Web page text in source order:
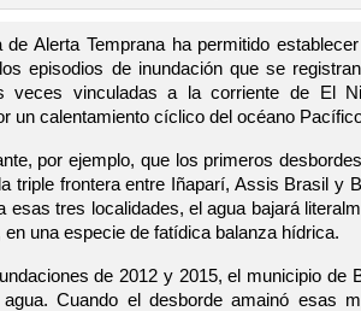
de Alerta Temprana ha permitido
episodios de inundación que se
veces vinculadas a la corriente de El
un calentamiento cíclico del océano
por ejemplo, que los primeros
triple frontera entre Iñaparí, Assis Brasil y
esas tres localidades, el agua bajará
en una especie de fatídica balanza hídrica.
de 2012 y 2015, el municipio de
Cuando el desborde amainó esas